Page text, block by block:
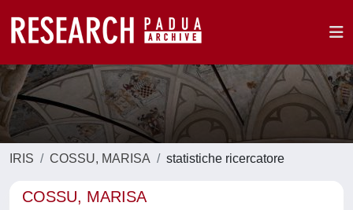
IRIS COSSU, MARISA statistiche ricercatore
COSSU, MARISA